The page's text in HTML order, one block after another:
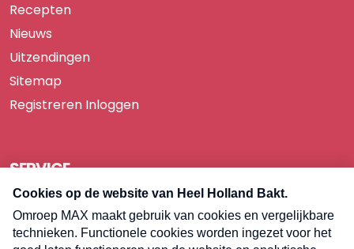
Recepten
Nieuws
Uitzendingen
Sitemap
Registreren Inloggen
SERVICE
Over Omroep MAX
Pers